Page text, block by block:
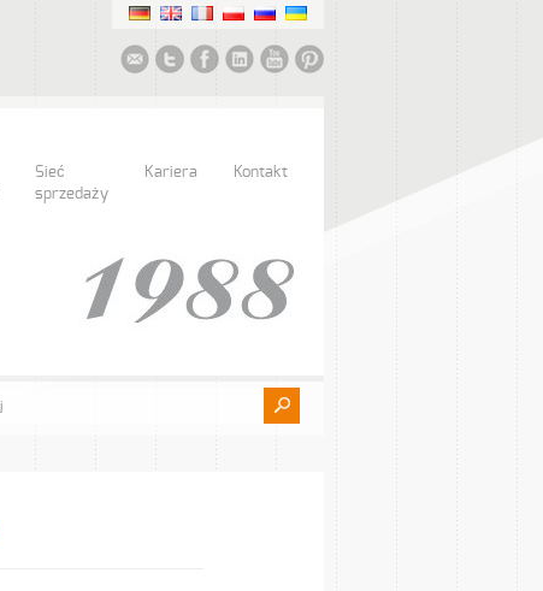
Sieć
sprzedaży
Kariera Kontakt